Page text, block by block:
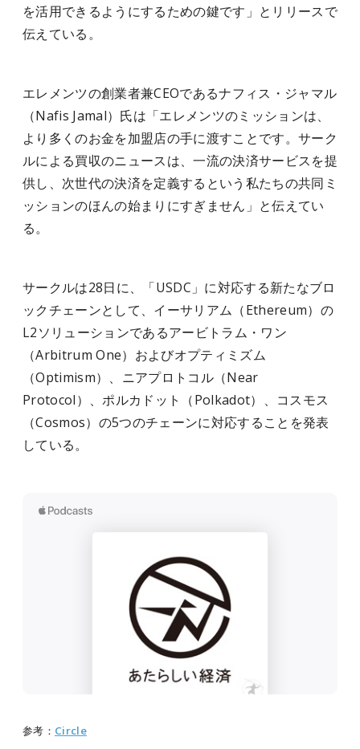
を活用できるようにするための鍵です」とリリースで
伝えている。
エレメンツの創業者兼CEOであるナフィス・ジャマル
（Nafis Jamal）氏は「エレメンツのミッションは、
より多くのお金を加盟店の手に渡すことです。サーク
ルによる買収のニュースは、一流の決済サービスを提
供し、次世代の決済を定義するという私たちの共同ミ
ッションのほんの始まりにすぎません」と伝えてい
る。
サークルは28日に、「USDC」に対応する新たなブロ
ックチェーンとして、イーサリアム（Ethereum）の
L2ソリューションであるアービトラム・ワン
（Arbitrum One）およびオプティミズム
（Optimism）、ニアプロトコル（Near
Protocol）、ポルカドット（Polkadot）、コスモス
（Cosmos）の5つのチェーンに対応することを発表
している。
参考： Circle